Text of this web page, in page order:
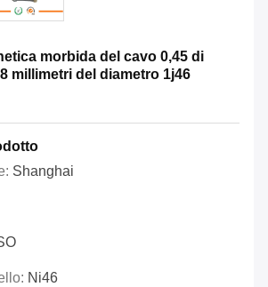
morbida del cavo 0,45 di
millimetri del diametro 1j46
Shanghai
Ni46